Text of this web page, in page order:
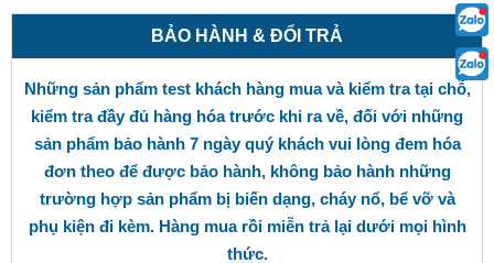
BẢO HÀNH & ĐỔI TRẢ
Những sản phẩm test khách hàng mua và kiểm tra tại chỗ,
kiểm tra đầy đủ hàng hóa trước khi ra về, đối với những
sản phẩm bảo hành 7 ngày quý khách vui lòng đem hóa
đơn theo để được bảo hành, không bảo hành những
trường hợp sản phẩm bị biến dạng, cháy nổ, bể vỡ và
phụ kiện đi kèm. Hàng mua rồi miễn trả lại dưới mọi hình
thức.